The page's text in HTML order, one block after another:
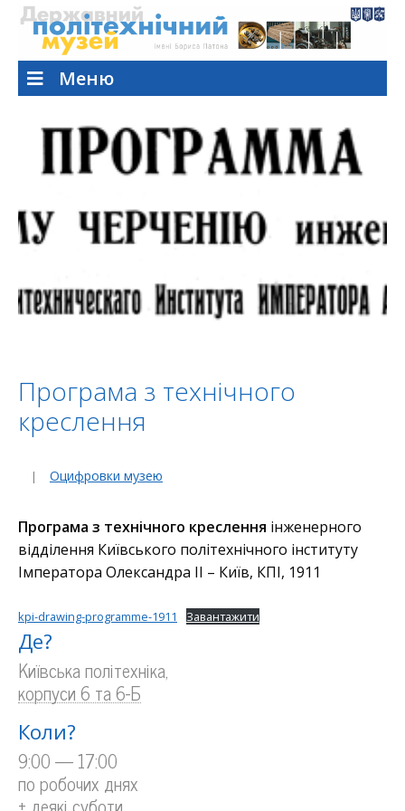
Меню
Де?
Київська політехніка,
корпуси 6 та 6-Б
Коли?
9:00 — 17:00
по робочих днях
Програма з технічного
креслення
Оцифровки музею
Програма з технічного креслення інженерного
відділення Київського політехнічного інституту
Імператора Олександра II – Київ, КПІ, 1911
kpi-drawing-programme-1911 Завантажити